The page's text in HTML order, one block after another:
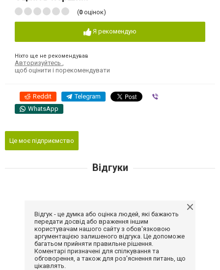
(0 оцінок)
Я рекомендую
Ніхто ще не рекомендував
Авторизуйтесь
щоб оцінити і порекомендувати
Reddit Telegram
WhatsApp
Це моє підприємство
Відгуки
Відгук - це думка або оцінка людей, які бажають
передати досвід або враження іншим
користувачам нашого сайту з обов'язковою
аргументацією залишеного відгука. Це допоможе
багатьом прийняти правильне рішення.
Коментарі призначені для спілкування та
обговорення, а також для роз'яснення питань, що
цікавлять.